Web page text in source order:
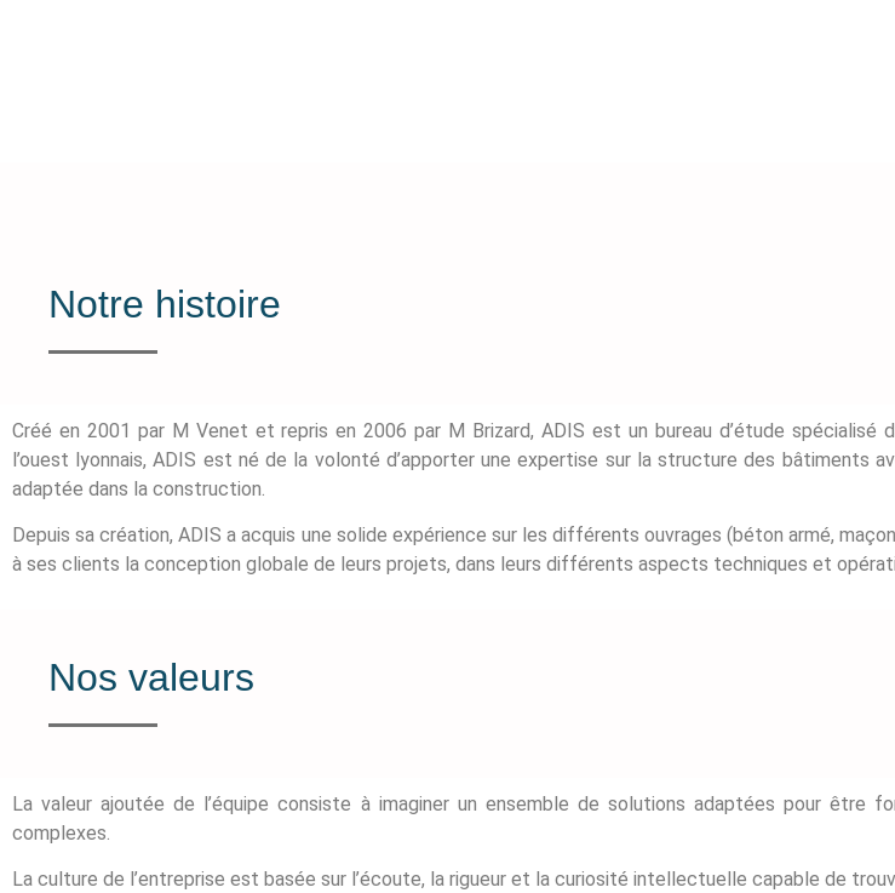
Notre histoire
Créé en 2001 par M Venet et repris en 2006 par M Brizard, ADIS est un bureau d’étude spécialisé
l’ouest lyonnais, ADIS est né de la volonté d’apporter une expertise sur la structure des bâtiments
adaptée dans la construction.
Depuis sa création, ADIS a acquis une solide expérience sur les différents ouvrages (béton armé,
à ses clients la conception globale de leurs projets, dans leurs différents aspects techniques et
Nos valeurs
La valeur ajoutée de l’équipe consiste à imaginer un ensemble de solutions adaptées pour être
complexes.
La culture de l’entreprise est basée sur l’écoute, la rigueur et la curiosité intellectuelle capable de